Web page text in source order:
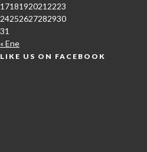
« Ene
1718192021 2223
24252627282930
31
LIKE US ON FACEBOOK